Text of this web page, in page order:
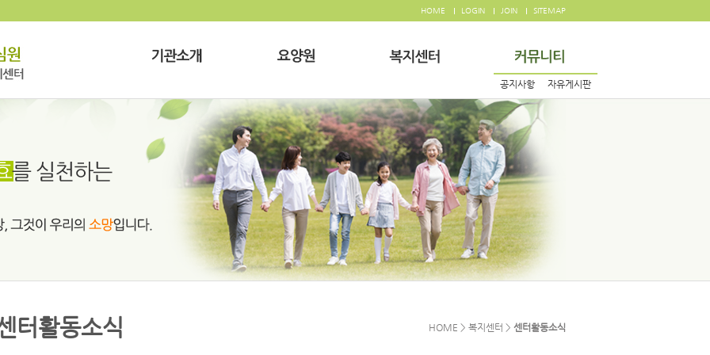
HOME LOGIN JOIN SITEMAP
공지사항 자유게시판
터활동소식 HOME > 복지센터 > 센터활동소식